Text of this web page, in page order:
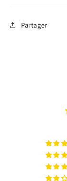
Partager